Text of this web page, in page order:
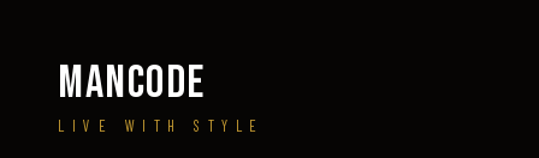
MANCODE
LIVE WITH STYLE